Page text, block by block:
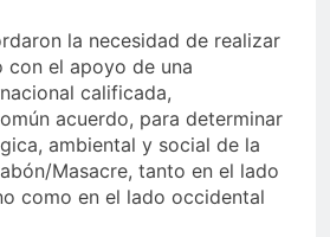
la necesidad de realizar
con el apoyo de una
calificada,
acuerdo, para determinar
ambiental y social de la
Masacre, tanto en el lado
como en el lado occidental